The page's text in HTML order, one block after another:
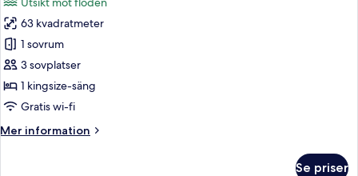
foton
för
Mandarin
-
Rum
-
kingsize-
63 kvadratmeter
1 sovrum
3 sovplatser
1 kingsize-säng
Gratis wi-fi
Mer information
Mer
Se priser